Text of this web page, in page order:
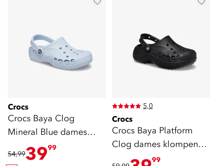
Crocs
Crocs Baya Clog
Mineral Blue dames
klompen blauw
54,993999
5,0
Crocs
Crocs Baya Platform
Clog dames klompen
zwart
99